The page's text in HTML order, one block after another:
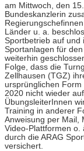
am Mittwoch, den
Bundeskanzlerin
Länder u. a.
Sportbetrieb auf und
Sportanlagen für
weiterhin
Folge, dass die
Zellhausen (TGZ)
ursprünglichen
2020 nicht wieder
ÜbungsleiterInnen
Training in anderer
Anweisung per Mail,
Video-Plattformen o.
durch die ARAG
versichert.